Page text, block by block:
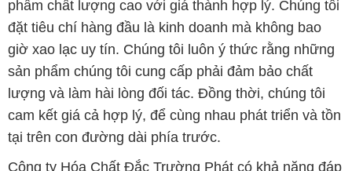
phẩm chất lượng cao với giá thành hợp lý. Chúng tôi
đặt tiêu chí hàng đầu là kinh doanh mà không bao
giờ xao lạc uy tín. Chúng tôi luôn ý thức rằng những
sản phẩm chúng tôi cung cấp phải đảm bảo chất
lượng và làm hài lòng đối tác. Đồng thời, chúng tôi
cam kết giá cả hợp lý, để cùng nhau phát triển và tồn
tại trên con đường dài phía trước.
Công ty Hóa Chất Đắc Trường Phát có khả năng đáp